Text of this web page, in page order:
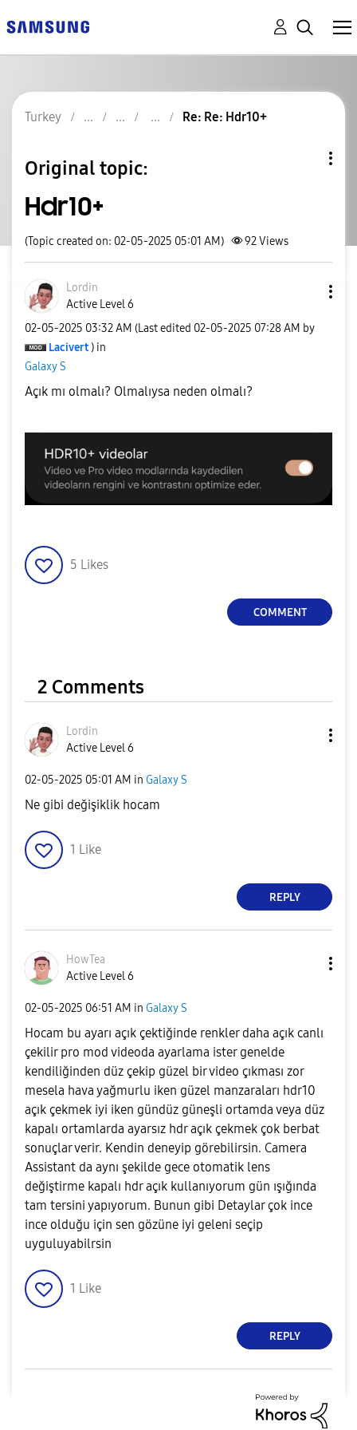
Turkey Re: Re: Hdr10+
Original topic:
Hdr10+
(Topic created on: 02-05-2025 05:01 AM) 92Views
Lordin
Active Level 6
‎02-05-2025 03:32 AM (Last edited ‎02-05-2025 07:28 AM by
Lacivert ) in
Galaxy S
Açık mı olmalı? Olmalıysa neden olmalı?
5 Likes
COMMENT
2 Comments
Lordin
Active Level 6
‎02-05-2025 05:01 AM in Galaxy S
Ne gibi değişiklik hocam
1 Like
REPLY
HowTea
Active Level 6
‎02-05-2025 06:51 AM in Galaxy S
Hocam bu ayarı açık çektiğinde renkler daha açık canlı
çekilir pro mod videoda ayarlama ister genelde
kendiliğinden düz çekip güzel bir video çıkması zor
mesela hava yağmurlu iken güzel manzaraları hdr10
açık çekmek iyi iken gündüz güneşli ortamda veya düz
kapalı ortamlarda ayarsız hdr açık çekmek çok berbat
sonuçlar verir. Kendin deneyip görebilirsin. Camera
Assistant da aynı şekilde gece otomatik lens
değiştirme kapalı hdr açık kullanıyorum gün ışığında
tam tersini yapıyorum. Bunun gibi Detaylar çok ince
ince olduğu için sen gözüne iyi geleni seçip
uyguluyabilrsin
1 Like
REPLY